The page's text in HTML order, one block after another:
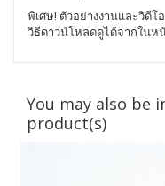
พิเศษ! ตัวอย่างงานและวิดี
วิธีดาวน์โหลดดูได้จากในห
You may also be
product(s)